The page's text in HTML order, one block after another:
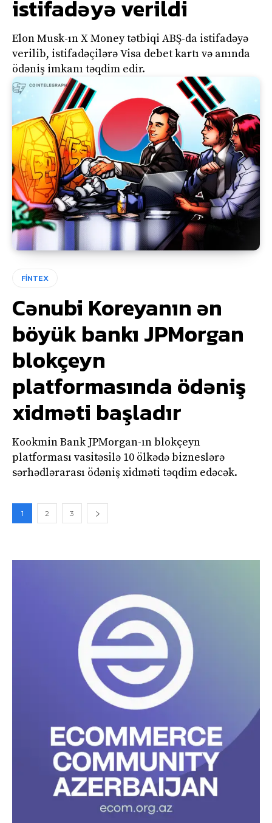
istifadəyə verildi
Elon Musk-ın X Money tətbiqi ABŞ-da istifadəyə
verilib, istifadəçilərə Visa debet kartı və anında
ödəniş imkanı təqdim edir.
FİNTEX
Cənubi Koreyanın ən
böyük bankı JPMorgan
blokçeyn
platformasında ödəniş
xidməti başladır
Kookmin Bank JPMorgan-ın blokçeyn
platforması vasitəsilə 10 ölkədə bizneslərə
sərhədlərarası ödəniş xidməti təqdim edəcək.
1 2 3